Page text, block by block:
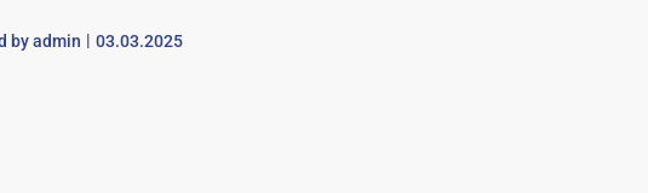
byadmin 03.03.2025